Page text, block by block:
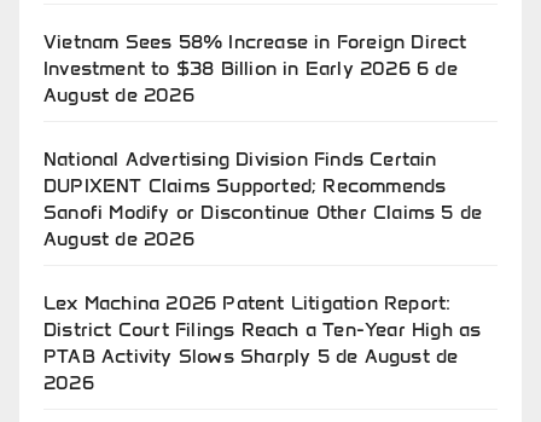
Vietnam Sees 58% Increase in Foreign Direct
Investment to $38 Billion in Early 2026 6 de
August de 2026
National Advertising Division Finds Certain
DUPIXENT Claims Supported; Recommends
Sanofi Modify or Discontinue Other Claims 5 de
August de 2026
Lex Machina 2026 Patent Litigation Report:
District Court Filings Reach a Ten-Year High as
PTAB Activity Slows Sharply 5 de August de
2026